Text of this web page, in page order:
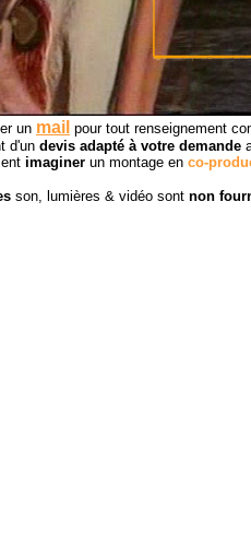
un mail pour tout renseignement
d'un devis adapté à votre demande
imaginer un montage en co-
son, lumières & vidéo sont non